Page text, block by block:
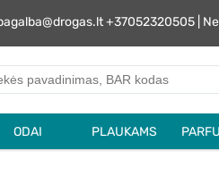
+37052320505 |
ODAI PLAUKAMS